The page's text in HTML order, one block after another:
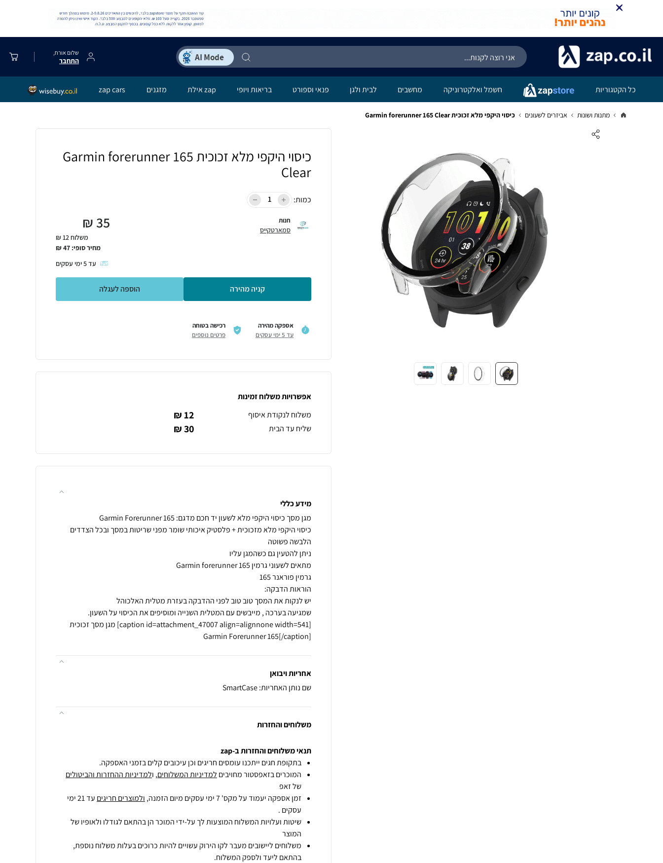
שלום אורח,
התחבר
כל הקטגוריות חשמל ואלקטרוניקה מחשבים לבית ולגן פנאי וספורט בריאות ויופי zap אילת מזגנים zap cars
מתנות ושונות אביזרים לשעונים כיסוי היקפי מלא זכוכית Garmin forerunner 165 Clear
כיסוי היקפי מלא זכוכית Garmin forerunner 165
Clear
כמות:
חנות
סמארטקייס 35
₪
משלוח 12 ₪
מחיר סופי: 47
₪
עד5ימי עסקים
קניה מהירה הוספה לעגלה
אספקה מהירה
עד 5 ימי עסקים
רכישה בטוחה
פרטים נוספים
אפשרויות משלוח זמינות
משלוח לנקודת איסוף
12 ₪
שליח עד הבית 30 ₪
מידע כללי
[caption id=attachment_47007 align=alignnone width=541] מגן מסך זכוכית
Garmin Forerunner 165[/caption]
אחריות ויבואן
שם נותן האחריות: SmartCase
משלוחים והחזרות
תנאי משלוחים והחזרות ב-zap
בתקופת חגים ייתכנו עומסים חריגים וכן עיכובים קלים בזמני האספקה.
המוכרים בזאפסטור מחויבים למדיניות המשלוחים, ולמדיניות ההחזרות והביטולים
של זאפ
זמן אספקה יעמוד על מקס' 7 ימי עסקים מיום הזמנה,
ולמוצרים חריגים
עד 21 ימי
עסקים .
שיטות ועלויות המשלוח המוצעות לך על-ידי המוכר הן בהתאם לגודלו ולאופיו של
המוצר
משלוחים ליישובים מעבר לקו הירוק עשויים להיות כרוכים בעלות משלוח נוספת,
בהתאם ליעד ולספק המשלוח.